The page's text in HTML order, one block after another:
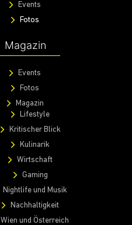
Events
Fotos
Magazin
Events
Fotos
Magazin
Lifestyle
Kritischer Blick
Kulinarik
Wirtschaft
Gaming
Nightlife und Musik
Nachhaltigkeit
Wien und Österreich